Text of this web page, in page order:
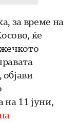
за време на
ќе
на 11 јуни,